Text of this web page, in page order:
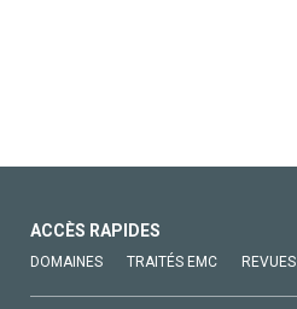
ACCÈS RAPIDES
DOMAINES TRAITÉS EMC REVUES